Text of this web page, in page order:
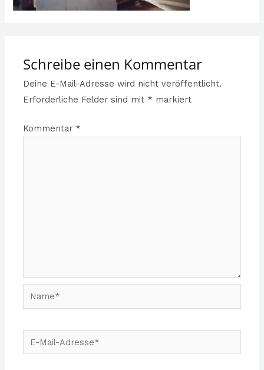
Schreibe einen Kommentar
Deine E-Mail-Adresse wird nicht veröffentlicht.
Erforderliche Felder sind mit * markiert
Kommentar *
Name*
E-
Mail-